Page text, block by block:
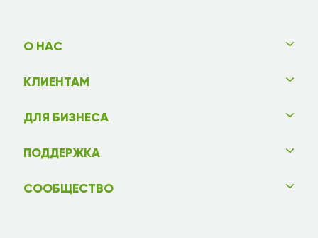
О НАС
КЛИЕНТАМ
ДЛЯ БИЗНЕСА
ПОДДЕРЖКА
СООБЩЕСТВО